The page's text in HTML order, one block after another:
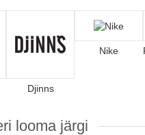
Djinns
Nike
looma järgi